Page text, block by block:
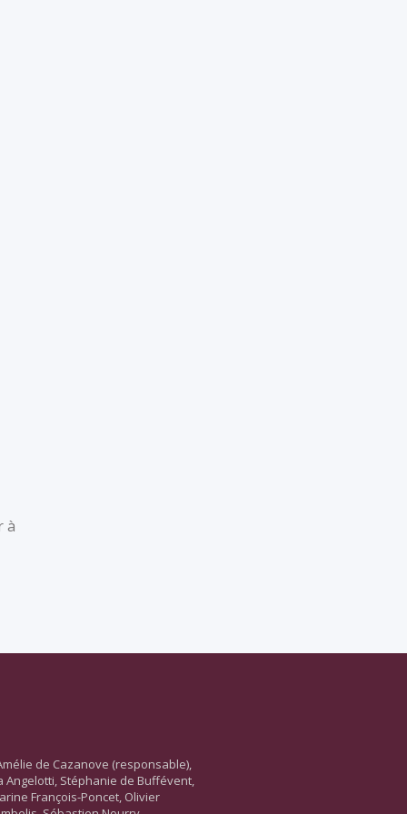
à
de Cazanove (responsable),
Angelotti, Stéphanie de Buffévent,
François-Poncet, Olivier